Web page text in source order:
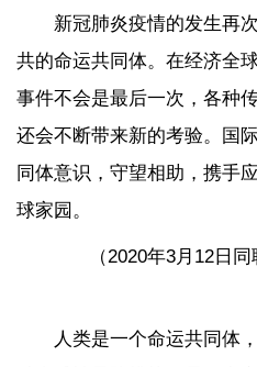
新冠肺炎疫情的发生再
共的命运共同体。在经济全
事件不会是最后一次，各种
还会不断带来新的考验。国
同体意识，守望相助，携手
球家园。
（2020年3月12日
人类是一个命运共同体